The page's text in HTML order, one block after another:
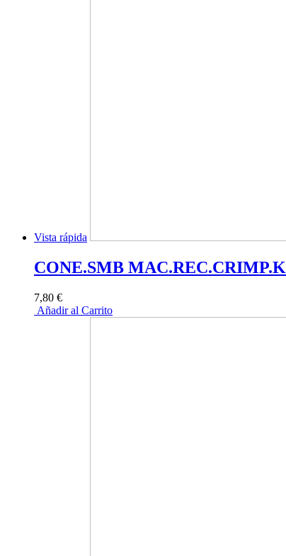
Vista rápida
CONE.SMB
7,80 €
Añadir al Carrito